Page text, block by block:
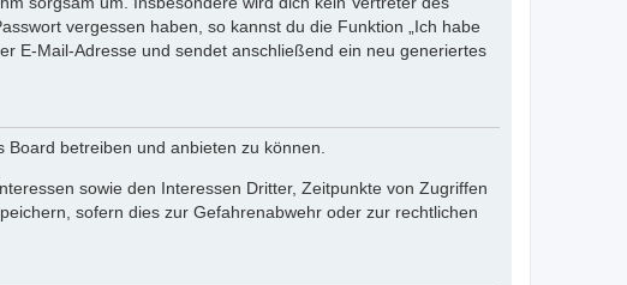
vergessen haben, so kannst du die Funktion „Ich habe
E-Mail-Adresse und sendet anschließend ein neu generiertes
betreiben und anbieten zu können.
sowie den Interessen Dritter, Zeitpunkte von Zugriffen
sofern dies zur Gefahrenabwehr oder zur rechtlichen